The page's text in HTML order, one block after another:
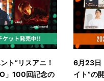
ト“リスアニ！
」100回記念の
6月23日
イト”の